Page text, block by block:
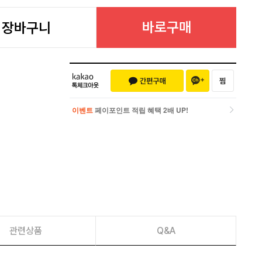
장바구니 바로구매
이벤트 페이포인트 적립 혜택 2배 UP!
관련상품 Q&A